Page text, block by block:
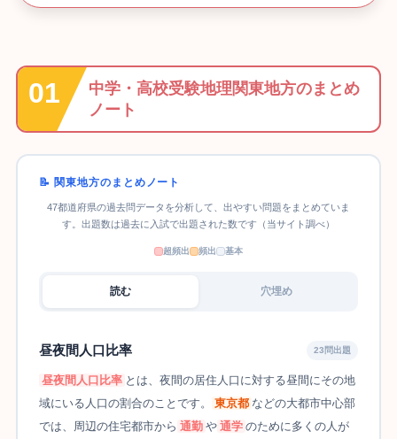
中学・高校受験地理関東地方のまとめ
ノート
📝 関東地方のまとめノート
47都道府県の過去問データを分析して、出やすい問題をまとめていま
す。出題数は過去に入試で出題された数です（当サイト調べ）
超頻出 頻出 基本
読む 穴埋め
昼夜間人口比率 23問出題
昼夜間人口比率 とは、夜間の居住人口に対する昼間にその地
域にいる人口の割合のことです。
東京都 などの大都市中心部
では、周辺の住宅都市から 通勤 や 通学 のために多くの人が